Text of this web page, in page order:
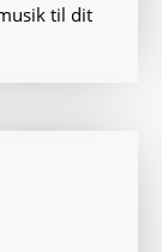
til dit